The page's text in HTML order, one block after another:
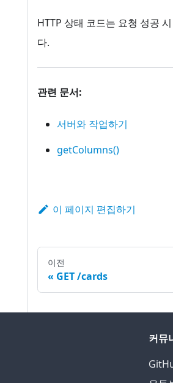
HTTP 상태 코드는 요청 성공
다.
관련 문서:
서버와 작업하기
getColumns()
이 페이지 편집하기
이전
GET /cards
커뮤